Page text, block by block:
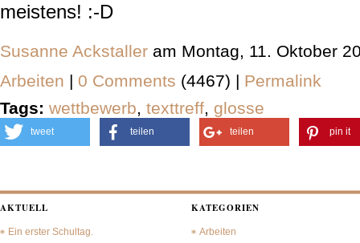
meistens! :-D
Susanne Ackstaller am Montag, 11. Oktober
Arbeiten | 0 Comments (4467) | Permalink
Tags: wettbewerb, texttreff, glosse
tweet teilen teilen pin it
AKTUELL
Ein erster Schultag.
KATEGORIEN
Arbeiten